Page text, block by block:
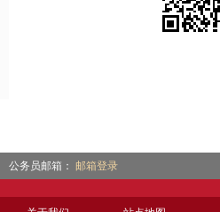
公务员邮箱： 邮箱登录